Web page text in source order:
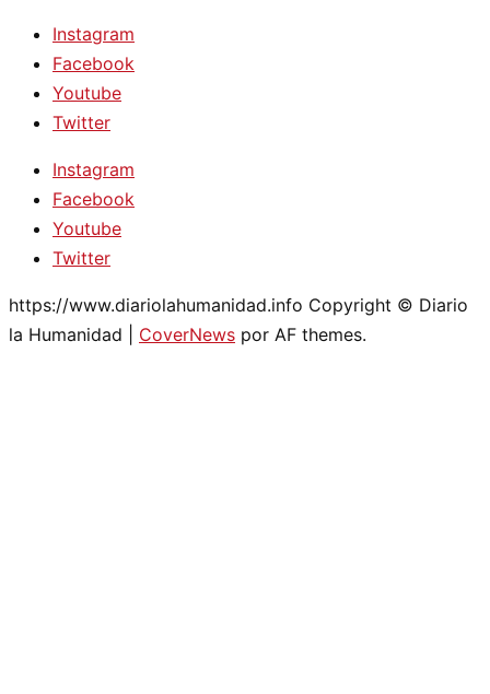
Instagram
Facebook
Youtube
Twitter
Instagram
Facebook
Youtube
Twitter
https://www.diariolahumanidad.info Copyright © Diario
la Humanidad
CoverNews por AF themes.